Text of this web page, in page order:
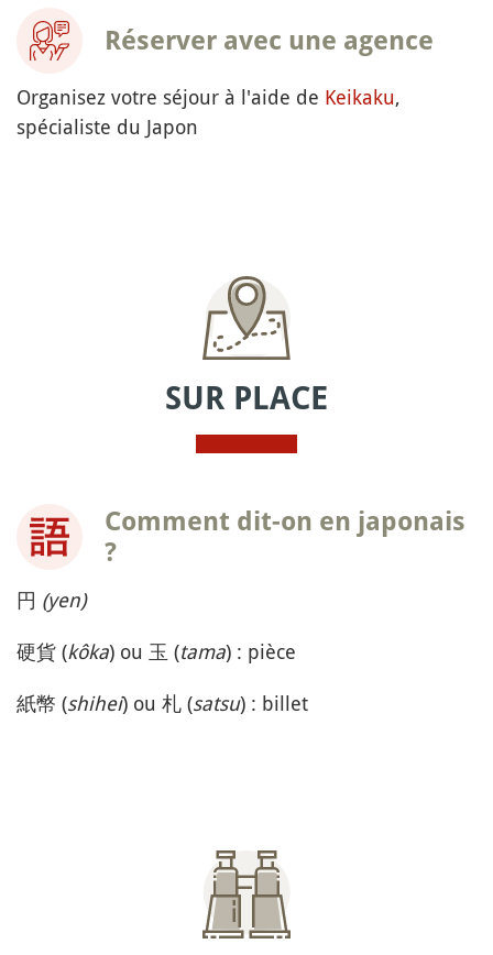
Réserver avec une agence
Organisez votre séjour à l'aide de Keikaku,
spécialiste du Japon
SUR PLACE
Comment dit-on en japonais
?
円 (yen)
硬貨 (kôka) ou 玉 (tama) : pièce
紙幣 (shihei) ou 札 (satsu) : billet